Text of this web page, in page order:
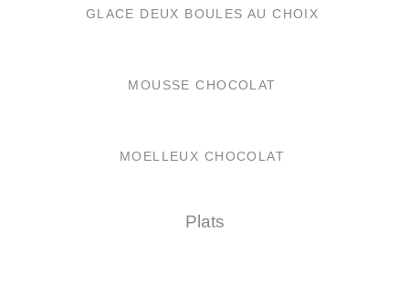
GLACE DEUX BOULES AU CHOIX
MOUSSE CHOCOLAT
MOELLEUX CHOCOLAT
Plats